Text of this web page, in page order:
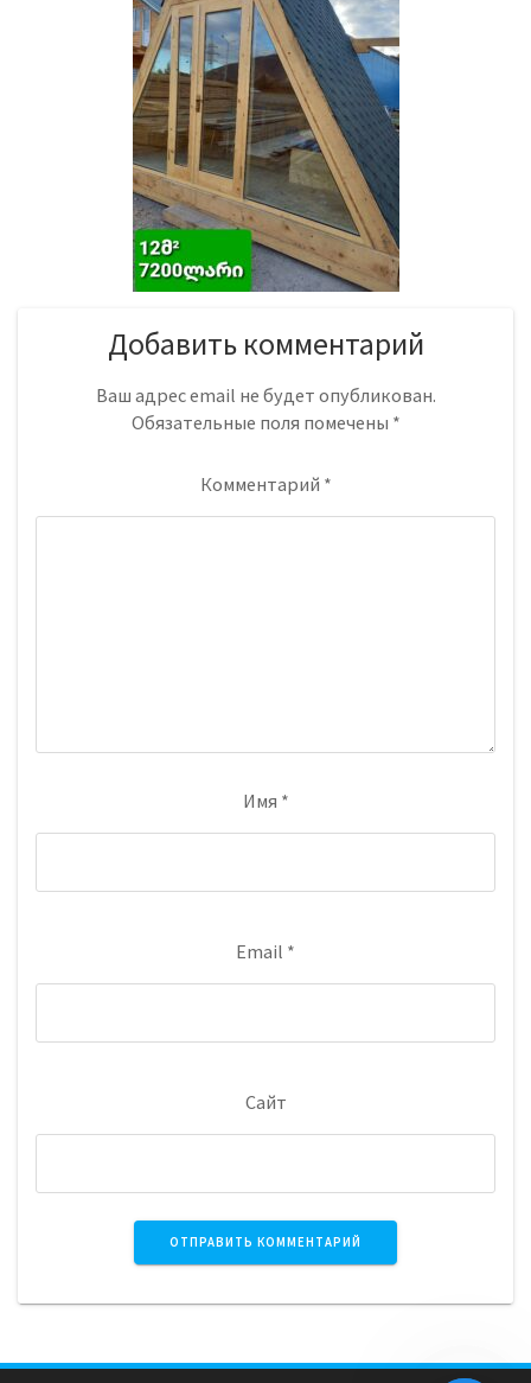
Добавить комментарий
Ваш адрес email не будет опубликован.
Обязательные поля помечены *
Комментарий *
Имя *
Email *
Сайт